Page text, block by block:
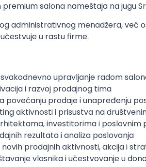
salona nameštaja na jugu
administrativnog menadžera, već
u rastu firme.
upravljanje radom
i razvoj prodajnog tima
povećanju prodaje i unapređenju
aktivnosti i prisustva na
investitorima i poslovnim
rezultata i analiza poslovanja
prodajnih aktivnosti, akcija i
vlasnika i učestvovanje u